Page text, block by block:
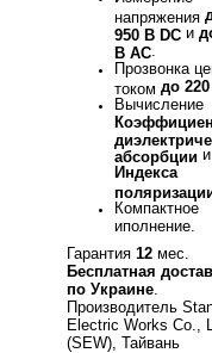
напряжения
950 В DC и
В AC.
Прозвонка
током до
Вычисление
абсорбции и
Индекса
Компактное
иполнение.
Гарантия 12 мес.
Бесплатная
по Украине.
Производитель
Electric Works Co.,
(SEW), Тайвань